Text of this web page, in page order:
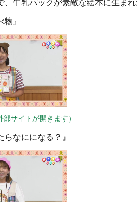
、牛乳パックが素敵な絵本に生まれ
物』
部サイトが開きます）
らなにになる？』